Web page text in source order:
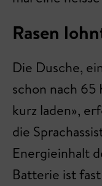
Rasen
Die Dusche,
schon nach 65
kurz laden»,
die
Energieinhalt
Batterie ist